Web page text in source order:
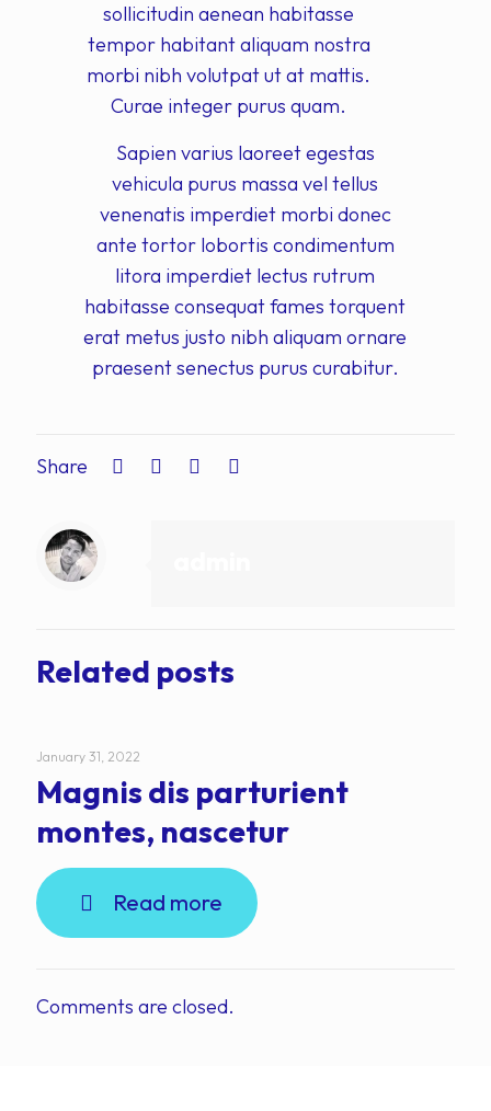
sollicitudin aenean habitasse
tempor habitant aliquam nostra
morbi nibh volutpat ut at mattis.
Curae integer purus quam.
Sapien varius laoreet egestas
vehicula purus massa vel tellus
venenatis imperdiet morbi donec
ante tortor lobortis condimentum
litora imperdiet lectus rutrum
habitasse consequat fames torquent
erat metus justo nibh aliquam ornare
praesent senectus purus curabitur.
Share
Related posts
January 31, 2022
Magnis dis parturient
montes, nascetur
Read more
Comments are closed.